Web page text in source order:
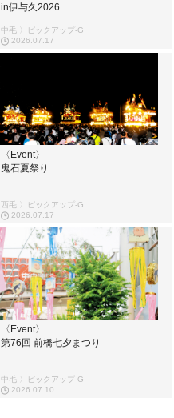
in伊与久2026
中毛 〉ピックアップ-G
2026.07.17
〈Event〉
鬼石夏祭り
西毛 〉ピックアップ-G
2026.07.17
〈Event〉
第76回 前橋七夕まつり
中毛 〉ピックアップ-G
2026.07.10